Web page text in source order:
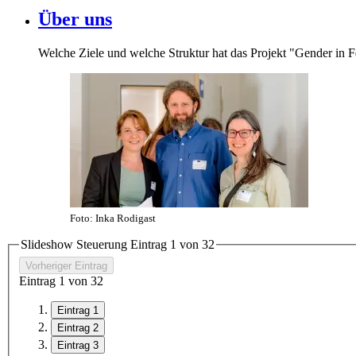
Über uns
Welche Ziele und welche Struktur hat das Projekt "Gender in
Foto: Inka Rodigast
Slideshow Steuerung Eintrag 1 von 32
Vorheriger Eintrag
Eintrag 1 von 32
Eintrag 1
Eintrag 2
Eintrag 3